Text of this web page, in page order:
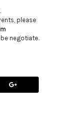
please
negotiate.